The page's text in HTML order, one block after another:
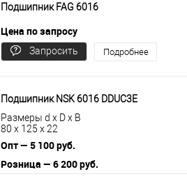
Подшипник FAG 6016
Цена по запросу
Запросить
Подробнее
Подшипник NSK 6016 DDUC3E
Размеры d x D x B
80 x 125 x 22
Опт — 5 100 руб.
Розница — 6 200 руб.